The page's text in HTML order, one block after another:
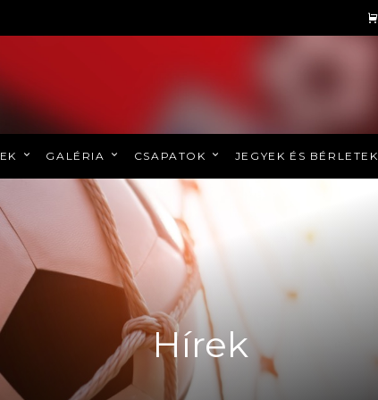
GALÉRIA CSAPATOK JEGYEK ÉS BÉRLETEK
Hírek